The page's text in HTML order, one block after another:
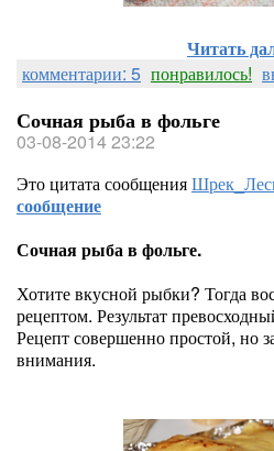
Читать
комментарии: 5 понравилось!
Сочная рыба в фольге
03-08-2014 23:22
Это цитата сообщения
сообщение
Сочная рыба в фольге.
Хотите вкусной рыбки? Тогда
рецептом. Результат
Рецепт совершенно простой, но
внимания.